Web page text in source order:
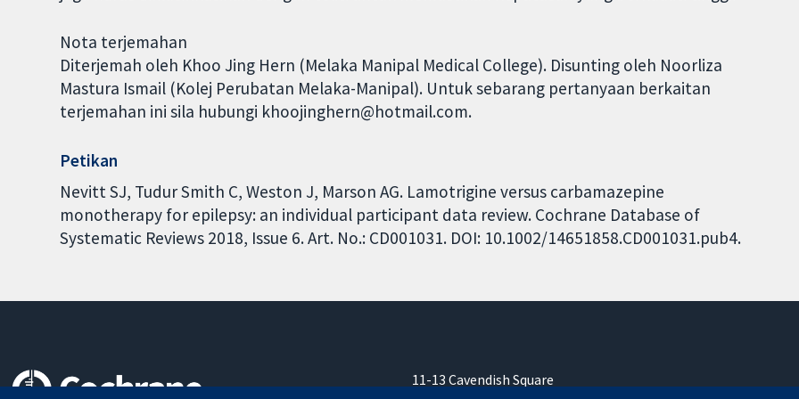
Nota terjemahan
Diterjemah oleh Khoo Jing Hern (Melaka Manipal Medical College). Disunting oleh Noorliza
Mastura Ismail (Kolej Perubatan Melaka-Manipal). Untuk sebarang pertanyaan berkaitan
terjemahan ini sila hubungi khoojinghern@hotmail.com.
Petikan
Nevitt SJ, Tudur Smith C, Weston J, Marson AG. Lamotrigine versus carbamazepine
monotherapy for epilepsy: an individual participant data review. Cochrane Database of
Systematic Reviews 2018, Issue 6. Art. No.: CD001031. DOI: 10.1002/14651858.CD001031.pub4.
11-13 Cavendish Square